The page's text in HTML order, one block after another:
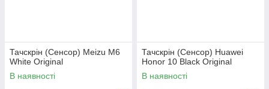
Тачскрін (Сенсор) Meizu M6
White Original
В наявності
Тачскрін (Сенсор) Huawei
Honor 10 Black Original
В наявності